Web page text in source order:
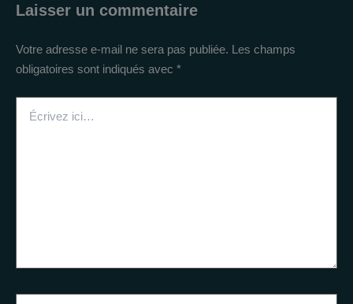
Laisser un commentaire
Votre adresse e-mail ne sera pas publiée. Les champs
obligatoires sont indiqués avec *
ici…